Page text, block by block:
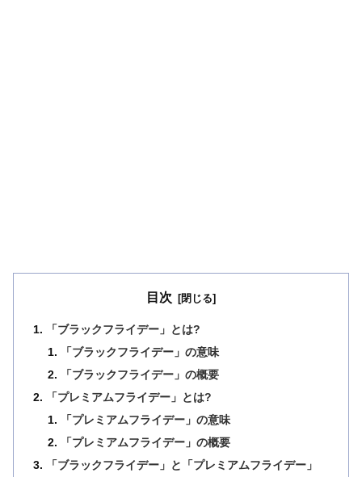
目次
「ブラックフライデー」とは?
「ブラックフライデー」の意味
「ブラックフライデー」の概要
「プレミアムフライデー」とは?
「プレミアムフライデー」の意味
「プレミアムフライデー」の概要
「ブラックフライデー」と「プレミアムフライデー」